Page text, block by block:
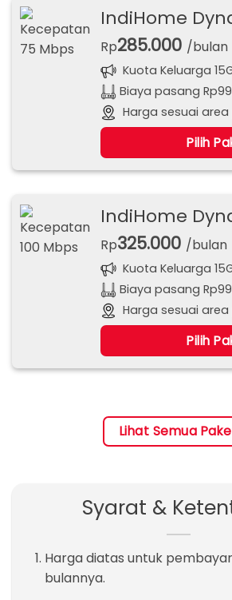
IndiHome
Rp285.000 /bulan
Kuota Keluarga
Biaya pasang
Harga sesuai
Pilih
IndiHome
Rp325.000 /bulan
Kuota Keluarga
Biaya pasang
Harga sesuai
Pilih
Lihat Semua
Syarat &
Harga diatas untuk
bulannya.